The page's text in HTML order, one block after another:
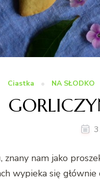
Ciastka NA SŁODKO
nam jako
wypieka się